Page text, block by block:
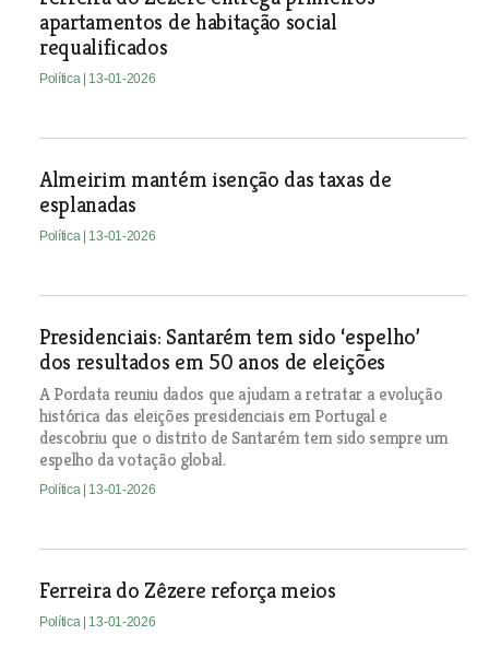
apartamentos de habitação social
requalificados
Política | 13-01-2026
Almeirim mantém isenção das taxas de
esplanadas
Política | 13-01-2026
Presidenciais: Santarém tem sido ‘espelho’
dos resultados em 50 anos de eleições
A Pordata reuniu dados que ajudam a retratar a evolução
histórica das eleições presidenciais em Portugal e
descobriu que o distrito de Santarém tem sido sempre um
espelho da votação global.
Política | 13-01-2026
Ferreira do Zêzere reforça meios
Política | 13-01-2026